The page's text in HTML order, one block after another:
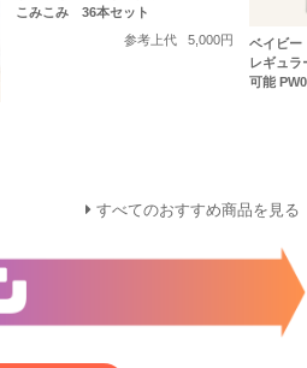
こみこみ 36本セット
参考上代
5,000円
ベイビ
レギュ
可能
すべてのおすすめ商品を見る